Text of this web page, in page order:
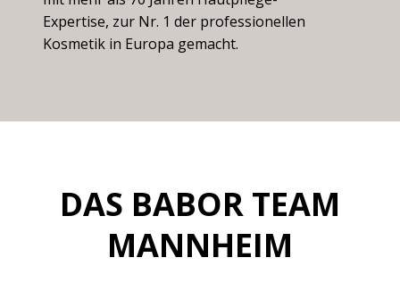
Expertise, zur Nr. 1 der professionellen
Kosmetik in Europa gemacht.
DAS BABOR TEAM
MANNHEIM